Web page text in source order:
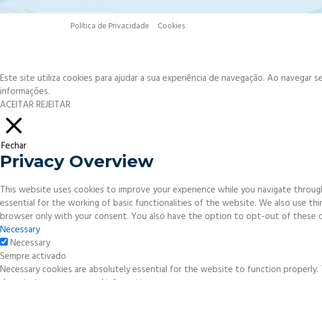
Política de Privacidade Cookies
Este site utiliza cookies para ajudar a sua experiência de navegação. Ao
informações.
ACEITARREJEITAR
Fechar
Privacy Overview
This website uses cookies to improve your experience while you navigate
essential for the working of basic functionalities of the website. We also use
browser only with your consent. You also have the option to opt-out of these
Necessary
Necessary
Sempre activado
Necessary cookies are absolutely essential for the website to function
do not store any personal information.